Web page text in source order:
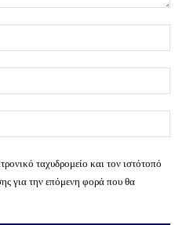
ταχυδρομείο και τον ιστότοπό
για την επόμενη φορά που θα